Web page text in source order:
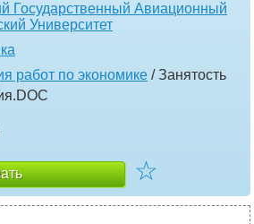
Государственный Авиационный
Университет
работ по экономике / Занятость
.DOC
☆